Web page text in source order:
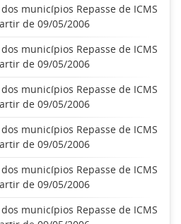
municípios Repasse de ICMS
de 09/05/2006
municípios Repasse de ICMS
de 09/05/2006
municípios Repasse de ICMS
de 09/05/2006
municípios Repasse de ICMS
de 09/05/2006
municípios Repasse de ICMS
de 09/05/2006
municípios Repasse de ICMS